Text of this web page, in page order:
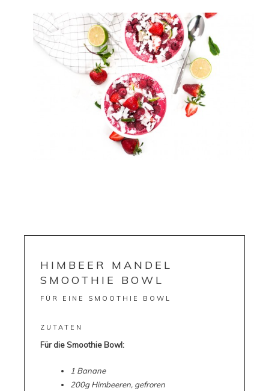
HIMBEER MANDEL
SMOOTHIE BOWL
FÜR EINE SMOOTHIE BOWL
ZUTATEN
Für die Smoothie Bowl:
1 Banane
200g Himbeeren, gefroren